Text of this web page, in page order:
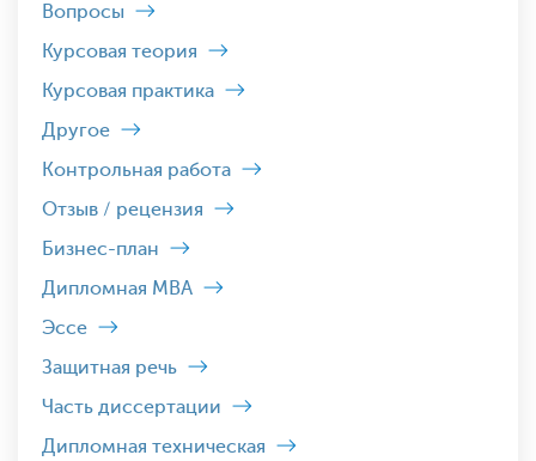
Вопросы
Курсовая теория
Курсовая практика
Другое
Контрольная работа
Отзыв / рецензия
Бизнес-план
Дипломная MBA
Эссе
Защитная речь
Часть диссертации
Дипломная техническая